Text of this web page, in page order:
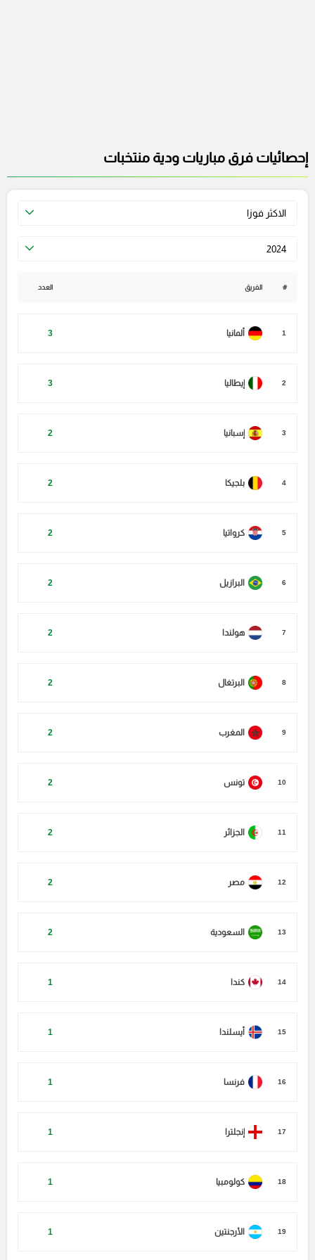
إحصائيات فرق مباريات ودية منتخبات
الاكثر فوزا
2024
# الفريق العدد
1 ألمانيا 3
2 إيطاليا 3
3 إسبانيا 2
4 بلجيكا 2
5 كرواتيا 2
6 البرازيل 2
7 هولندا 2
8 البرتغال 2
9 المغرب 2
10 تونس 2
11 الجزائر 2
12 مصر 2
13 السعودية 2
14 كندا 1
15 أيسلندا 1
16 فرنسا 1
17 إنجلترا 1
18 كولومبيا 1
19 الأرجنتين 1